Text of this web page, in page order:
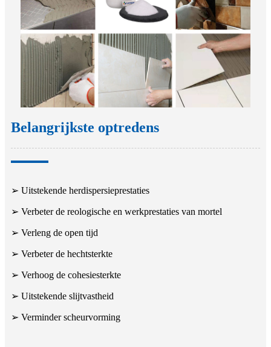
Belangrijkste optredens
➢ Uitstekende herdispersieprestaties
➢ Verbeter de reologische en werkprestaties van mortel
➢ Verleng de open tijd
➢ Verbeter de hechtsterkte
➢ Verhoog de cohesiesterkte
➢ Uitstekende slijtvastheid
➢ Verminder scheurvorming